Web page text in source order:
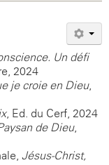
Un défi
2024
je croie en Dieu,
, Ed. du Cerf, 2024
de Dieu,
Jésus-Christ,